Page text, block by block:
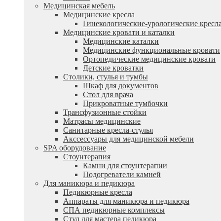
Медицинская мебель
Медицинские кресла
Гинекологические-урологические
Медицинские кровати и каталки
Медицинские каталки
Медицинские функциональные кровати
Ортопедические медицинские кровати
Детские кроватки
Столики, стулья и тумбы
Шкаф для документов
Стол для врача
Прикроватные тумбочки
Трансфузионные стойки
Матрасы медицинские
Санитарные кресла-стулья
Акссессуары для медицинской мебели
SPA оборудование
Стоунтерапия
Камни для стоунтерапии
Подогреватели камней
Для маникюра и педикюра
Педикюрные кресла
Аппараты для маникюра и педикюра
СПА педикюрные комплексы
Стул для мастера педикюра